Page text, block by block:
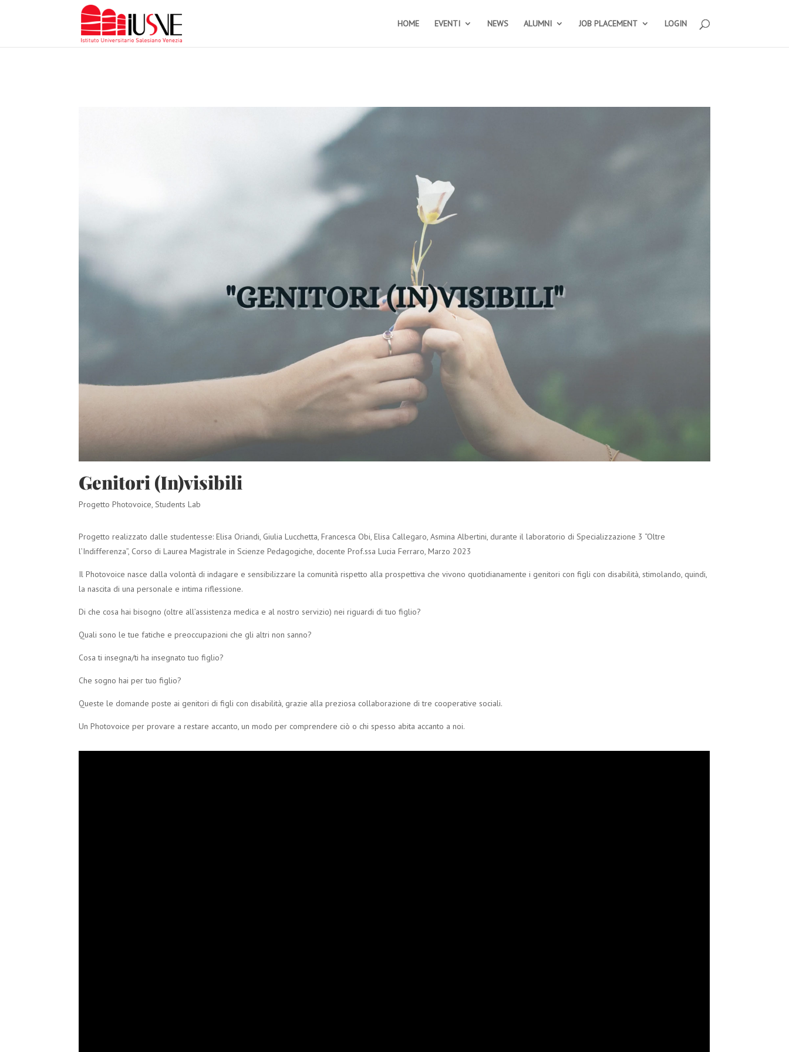
HOME EVENTI NEWS ALUMNI JOB PLACEMENT LOGIN
Genitori (In)visibili
Progetto Photovoice,Students Lab
Progetto realizzato dalle studentesse: Elisa Oriandi, Giulia Lucchetta, Francesca Obi, Elisa Callegaro, Asmina Albertini, durante il laboratorio di Specializzazione 3 “Oltre
l’Indifferenza”, Corso di Laurea Magistrale in Scienze Pedagogiche, docente Prof.ssa Lucia Ferraro, Marzo 2023
Il Photovoice nasce dalla volontà di indagare e sensibilizzare la comunità rispetto alla prospettiva che vivono quotidianamente i genitori con figli con disabilità, stimolando, quindi,
la nascita di una personale e intima riflessione.
Di che cosa hai bisogno (oltre all’assistenza medica e al nostro servizio) nei riguardi di tuo figlio?
Quali sono le tue fatiche e preoccupazioni che gli altri non sanno?
Cosa ti insegna/ti ha insegnato tuo figlio?
Che sogno hai per tuo figlio?
Queste le domande poste ai genitori di figli con disabilità, grazie alla preziosa collaborazione di tre cooperative sociali.
Un Photovoice per provare a restare accanto, un modo per comprendere ciò o chi spesso abita accanto a noi.